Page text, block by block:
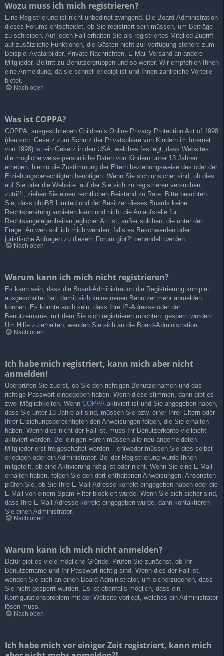
Wozu muss ich mich registrieren?
Eine Registrierung ist nicht unbedingt zwingend. Die Board-Administration
dieses Forums entscheidet, ob Sie registriert sein müssen, um Beiträge
zu schreiben. Auf jeden Fall erhalten Sie als registriertes Mitglied Zugriff
auf zusätzliche Funktionen, die Gästen nicht zur Verfügung stehen: zum
Beispiel Avatarbilder, Private Nachrichten, E-Mail-Versand an andere
Mitglieder, Beitritt zu Benutzergruppen und so weiter. Wir empfehlen Ihnen
eine Anmeldung, da sie schnell erledigt ist und Ihnen zahlreiche Vorteile
bietet.
Nach oben
Was ist COPPA?
COPPA, ausgeschrieben Children’s Online Privacy Protection Act of 1998
(deutsch: Gesetz zum Schutz der Privatsphäre von Kindern im Internet
von 1998) ist ein Gesetz in den USA, welches festlegt, dass Websites,
die möglicherweise persönliche Daten von Kindern unter 13 Jahren
erheben, hierzu die Zustimmung der Eltern beziehungsweise des oder der
Erziehungsberechtigten benötigen. Wenn Sie sich unsicher sind, ob dies
auf Sie oder die Website, auf der Sie sich zu registrieren versuchen,
zutrifft, ziehen Sie einen rechtlichen Beistand zu Rate. Bitte beachten
Sie, dass phpBB Limited und der Besitzer dieses Boards keine
Rechtsberatung anbieten kann und nicht die Anlaufstelle für
Rechtsangelegenheiten jeglicher Art ist; außer solchen, die unter der
Frage „An wen soll ich mich wenden, falls es Beschwerden oder
juristische Anfragen zu diesem Forum gibt?“ behandelt werden.
Nach oben
Warum kann ich mich nicht registrieren?
Es kann sein, dass die Board-Administration die Registrierung komplett
ausgeschaltet hat, damit sich keine neuen Benutzer mehr anmelden
können. Es könnte auch sein, dass Ihre IP-Adresse oder der
Benutzername, mit dem Sie sich registrieren möchten, gesperrt wurden.
Um Hilfe zu erhalten, wenden Sie sich an die Board-Administration.
Nach oben
Ich habe mich registriert, kann mich aber nicht
anmelden!
Überprüfen Sie zuerst, ob Sie den richtigen Benutzernamen und das
richtige Passwort eingegeben haben. Wenn diese stimmen, dann gibt es
zwei Möglichkeiten. Wenn COPPA aktiviert ist und Sie angegeben haben,
dass Sie unter 13 Jahre alt sind, müssen Sie bzw. einer Ihrer Eltern oder
Ihrer Erziehungsberechtigten den Anweisungen folgen, die Sie erhalten
haben. Wenn dies nicht der Fall ist, muss Ihr Benutzerkonto vielleicht
aktiviert werden. Bei einigen Foren müssen alle neu angemeldeten
Mitglieder erst freigeschaltet werden – entweder müssen Sie dies selbst
erledigen oder ein Administrator. Bei der Registrierung wurde Ihnen
mitgeteilt, ob eine Aktivierung nötig ist oder nicht. Wenn Sie eine E-Mail
erhalten haben, folgen Sie den dort enthaltenen Anweisungen. Ansonsten
prüfen Sie, ob Sie Ihre E-Mail-Adresse korrekt eingegeben haben oder die
E-Mail von einem Spam-Filter blockiert wurde. Wenn Sie sich sicher sind,
dass Ihre E-Mail-Adresse korrekt eingegeben wurde, dann kontaktieren
Sie einen Administrator.
Nach oben
Warum kann ich mich nicht anmelden?
Dafür gibt es viele mögliche Gründe. Prüfen Sie zunächst, ob Ihr
Benutzername und Ihr Passwort richtig sind. Wenn dies der Fall ist,
wenden Sie sich an einen Board-Administrator, um sicherzugehen, dass
Sie nicht gesperrt wurden. Es ist ebenfalls möglich, dass ein
Konfigurationsproblem mit der Website vorliegt, welches ein Administrator
lösen muss.
Nach oben
Ich habe mich vor einiger Zeit registriert, kann mich